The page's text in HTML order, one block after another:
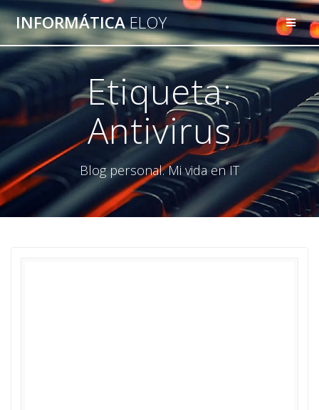
Saltar
al
contenido
INFORMÁTICAELOY
Etiqueta:
Antivirus
Blog personal. Mi vida en IT